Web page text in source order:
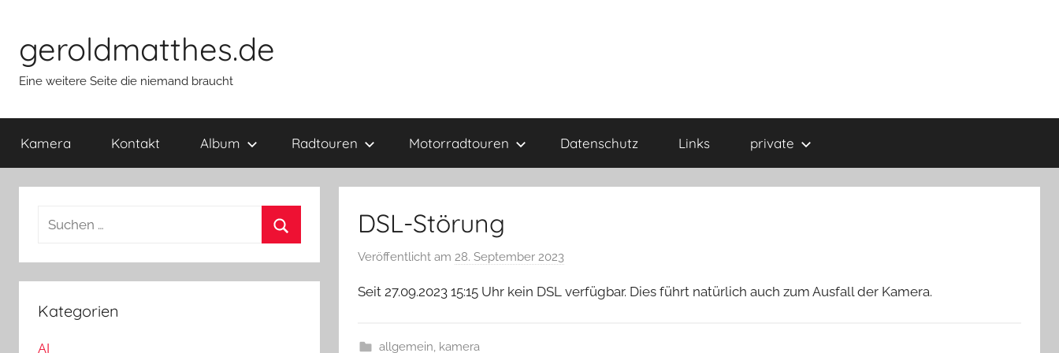
springen
geroldmatthes.de
Eine weitere Seite die niemand braucht
Kamera Kontakt Album Radtouren Motorradtouren Datenschutz Links private
DSL-Störung
Veröffentlicht am 28. September 2023v
n
Seit 27.09.2023 15:15 Uhr kein DSL verfügbar. Dies führt natürlich auch zum Ausfall der Kamera.
allgemein kamera
c
h
e
Kategorien
AI